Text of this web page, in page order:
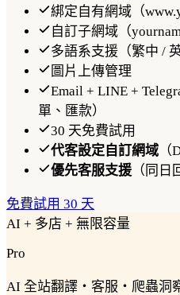
綁定自有網域（
自訂子網域（
多語系支援（繁中 /
圖片上傳管理
Email + LINE +
單、匯款）
30 天免費試用
代客設定自訂網域
優先客服支援 （同日
免費試用 30 天
AI + 多店 + 無限容量
Pro
AI 全站翻譯・客服・爬蟲洞